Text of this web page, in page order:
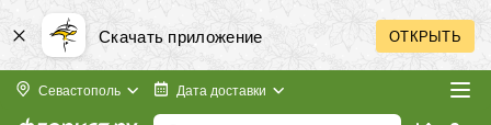
Скачать приложение ОТКРЫТЬ
Севастополь Дата доставки